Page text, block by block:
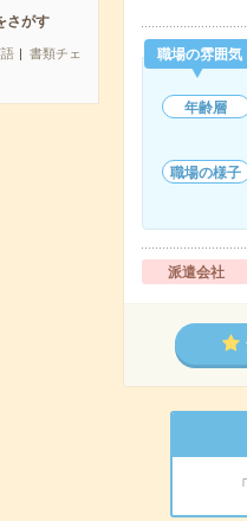
さがす
書類チェ
職場の雰囲気
年齢層
職場の様子
派遣会社